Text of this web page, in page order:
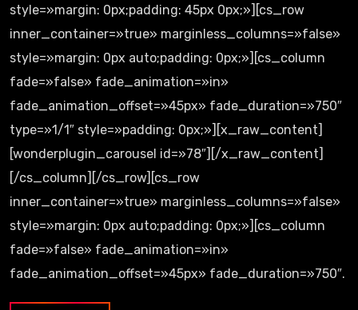
style=»margin: 0px;padding: 45px 0px;»][cs_row
inner_container=»true» marginless_columns=»false»
style=»margin: 0px auto;padding: 0px;»][cs_column
fade=»false» fade_animation=»in»
fade_animation_offset=»45px» fade_duration=»750″
type=»1/1″ style=»padding: 0px;»][x_raw_content]
[wonderplugin_carousel id=»78″][/x_raw_content]
[/cs_column][/cs_row][cs_row
inner_container=»true» marginless_columns=»false»
style=»margin: 0px auto;padding: 0px;»][cs_column
fade=»false» fade_animation=»in»
fade_animation_offset=»45px» fade_duration=»750″.